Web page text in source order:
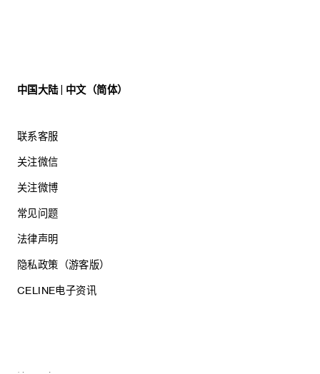
中国大陆 | 中文（简体）
联系客服
关注微信
关注微博
常见问题
法律声明
隐私政策（游客版）
CELINE电子资讯